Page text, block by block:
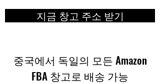
지금 창고 주소 받기
중국에서 독일의 모든 Amazon
FBA 창고로 배송 가능